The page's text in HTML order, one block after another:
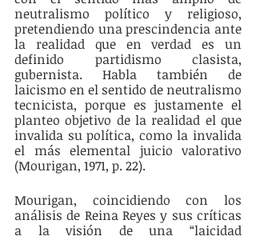
neutralismo político y religioso,
pretendiendo una prescindencia ante
la realidad que en verdad es un
definido partidismo clasista,
gubernista. Habla también de
laicismo en el sentido de neutralismo
tecnicista, porque es justamente el
planteo objetivo de la realidad el que
invalida su política, como la invalida
el más elemental juicio valorativo
(Mourigan, 1971, p. 22).
Mourigan, coincidiendo con los
análisis de Reina Reyes y sus críticas
a la visión de una “laicidad